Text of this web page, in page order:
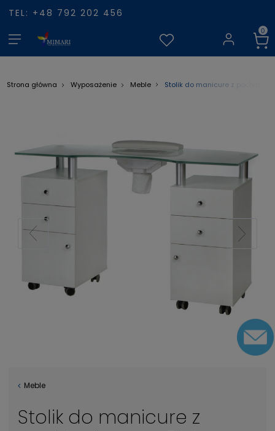
TEL: +48 792 202 456
Strona główna Wyposażenie Meble Stolik do manicure z
Meble
Stolik do manicure z